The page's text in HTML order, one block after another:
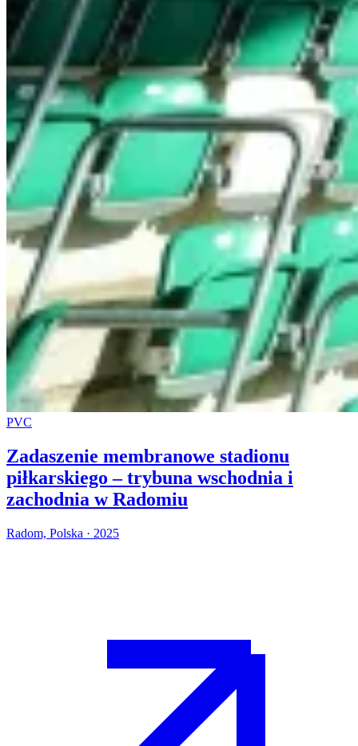
PVC
Zadaszenie membranowe stadionu
piłkarskiego – trybuna wschodnia i
zachodnia w Radomiu
Radom, Polska · 2025